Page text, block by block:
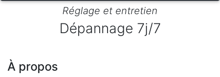
Réglage et entretien
Dépannage 7j/7
À propos